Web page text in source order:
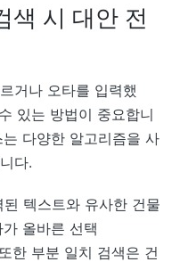
색 시 대안 전
거나 오타를 입력했
있는 방법이 중요합니
다양한 알고리즘을 사
다.
텍스트와 유사한 건물
올바른 선택
한 부분 일치 검색은 건